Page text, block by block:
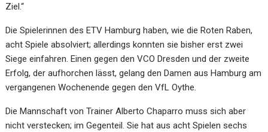
Ziel.“
Die Spielerinnen des ETV Hamburg haben, wie die Roten Raben,
acht Spiele absolviert; allerdings konnten sie bisher erst zwei
Siege einfahren. Einen gegen den VCO Dresden und der zweite
Erfolg, der aufhorchen lässt, gelang den Damen aus Hamburg am
vergangenen Wochenende gegen den VfL Oythe.
Die Mannschaft von Trainer Alberto Chaparro muss sich aber
nicht verstecken; im Gegenteil. Sie hat aus acht Spielen sechs